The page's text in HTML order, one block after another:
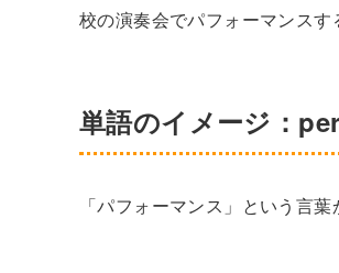
校の演奏会でパフォーマンスす
単語のイメージ：
「パフォーマンス」という言